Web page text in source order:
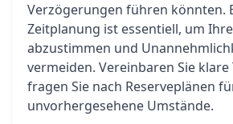
Verzögerungen führen könnten.
Zeitplanung ist essentiell, um
abzustimmen und
vermeiden. Vereinbaren Sie
fragen Sie nach Reserveplänen
unvorhergesehene Umstände.